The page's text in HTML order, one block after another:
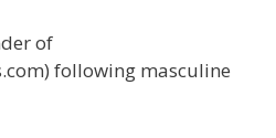
of
following masculine